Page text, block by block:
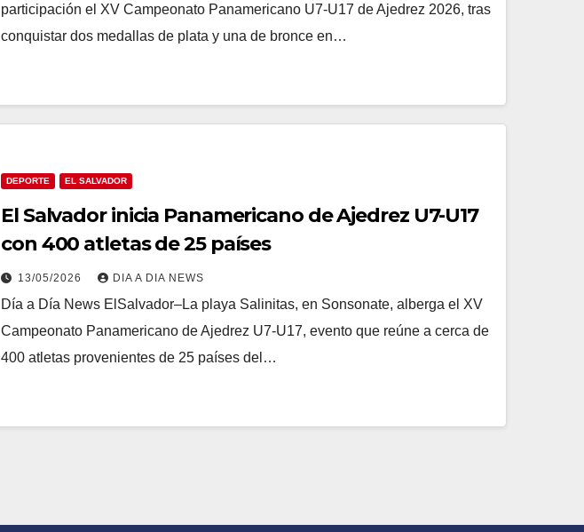
participación el XV Campeonato Panamericano U7-U17 de Ajedrez 2026, tras
conquistar dos medallas de plata y una de bronce en…
DEPORTE EL SALVADOR
El Salvador inicia Panamericano de Ajedrez U7-U17
con 400 atletas de 25 países
13/05/2026 DIA A DIA NEWS
Día a Día News ElSalvador–La playa Salinitas, en Sonsonate, alberga el XV
Campeonato Panamericano de Ajedrez U7-U17, evento que reúne a cerca de
400 atletas provenientes de 25 países del…